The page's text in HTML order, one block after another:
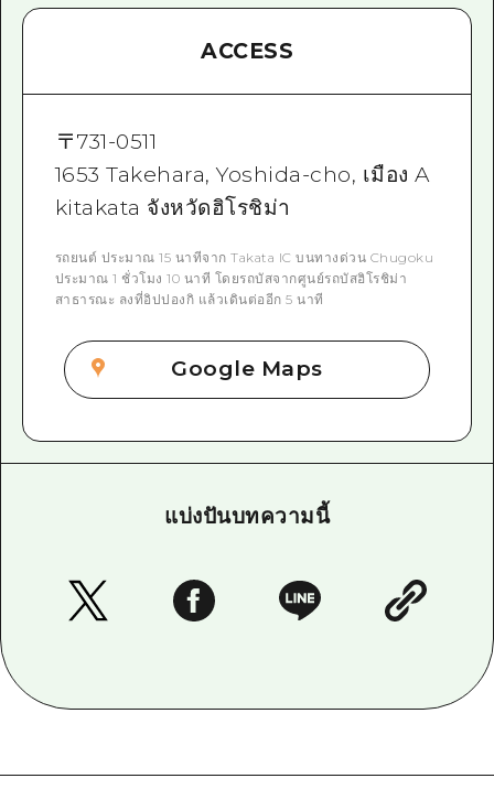
ACCESS
〒731-0511
1653 Takehara, Yoshida-cho, เมือง A
kitakata จังหวัดฮิโรชิม่า
รถยนต์ ประมาณ 15 นาทีจาก Takata IC บนทางด่วน Chugoku
ประมาณ 1 ชั่วโมง 10 นาที โดยรถบัสจากศูนย์รถบัสฮิโรชิม่า
สาธารณะ ลงที่อิปปองกิ แล้วเดินต่ออีก 5 นาที
Google Maps
แบ่งปันบทความนี้